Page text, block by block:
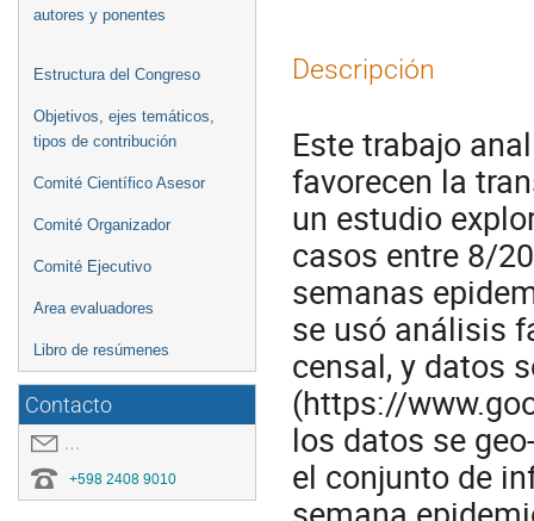
autores y ponentes
Estructura del Congreso
Objetivos, ejes temáticos,
tipos de contribución
Comité Científico Asesor
Comité Organizador
Comité Ejecutivo
Area evaluadores
Libro de resúmenes
Contacto
covid19.congresoei@gmail.com
+598 2408 9010
Descripción
Este trabajo
favorecen la
un estudio
casos entre 8/
semanas
se usó análisis
censal, y datos
(https://
los datos se
el conjunto de